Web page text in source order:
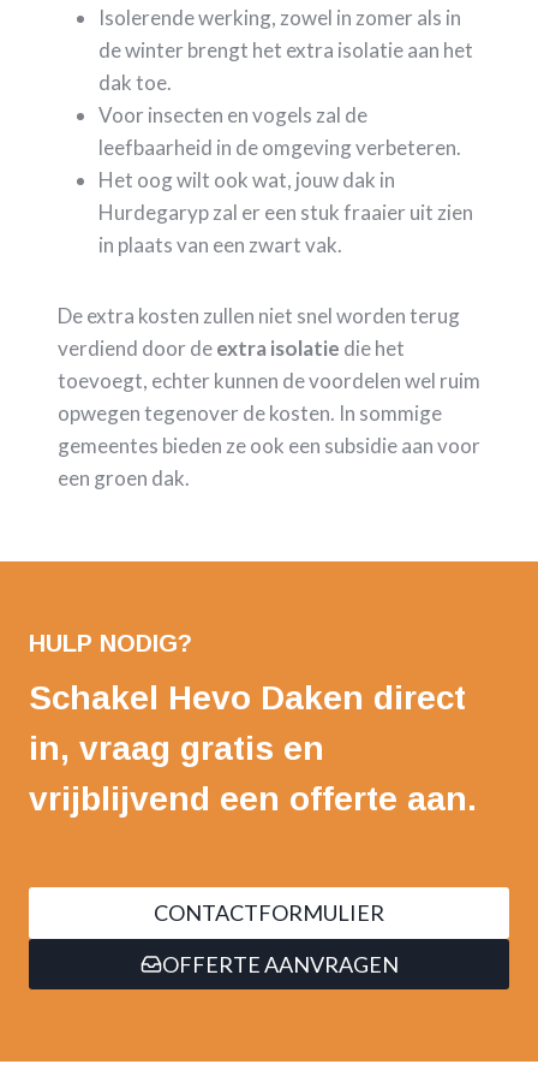
Isolerende werking, zowel in zomer als in
de winter brengt het extra isolatie aan het
dak toe.
Voor insecten en vogels zal de
leefbaarheid in de omgeving verbeteren.
Het oog wilt ook wat, jouw dak in
Hurdegaryp zal er een stuk fraaier uit zien
in plaats van een zwart vak.
De extra kosten zullen niet snel worden terug
verdiend door deextra isolatie die het
toevoegt, echter kunnen de voordelen wel ruim
opwegen tegenover de kosten. In sommige
gemeentes bieden ze ook een subsidie aan voor
een groen dak.
HULP NODIG?
Schakel Hevo Daken direct
in, vraag gratis en
vrijblijvend een offerte aan.
CONTACTFORMULIER
OFFERTE AANVRAGEN